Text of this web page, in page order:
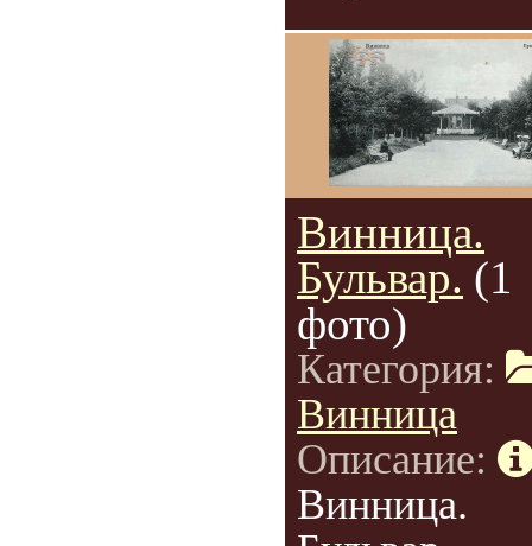
Винница.
Бульвар. (1
фото)
Категория:
Винница
Описание:
Винница.